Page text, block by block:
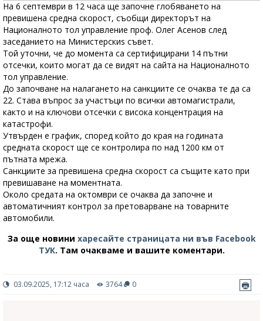
На 6 септември в 12 часа ще започне глобяването на
превишена средна скорост, съобщи директорът на
Националното тол управление проф. Олег Асенов след
заседанието на Министерскиs съвет.
Той уточни, че до момента са сертифицирани 14 пътни
отсечки, които могат да се видят на сайта на Националното
тол управление.
До започване на налагането на санкциите се очаква те да са
22. Става въпрос за участъци по всички автомагистрали,
както и на ключови отсечки с висока концентрация на
катастрофи.
Утвърден е график, според който до края на годината
средната скорост ще се контролира по над 1200 км от
пътната мрежа.
Санкциите за превишена средна скорост са същите като при
превишаване на моментната.
Около средата на октомври се очаква да започне и
автоматичният контрол за претоварване на товарните
автомобили.
За още новини харесайте страницата ни във Facebook
ТУК. Там очакваме и вашите коментари.
03.09.2025, 17:12 часа 3764 0